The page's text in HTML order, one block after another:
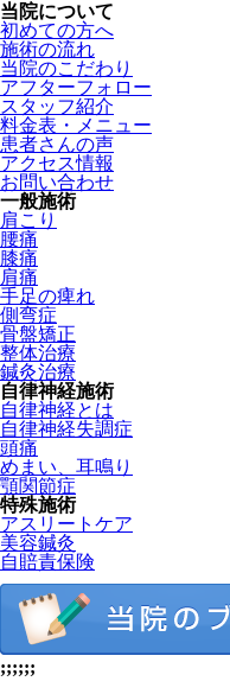
当院について
初めての方へ
施術の流れ
当院のこだわり
アフターフォロー
スタッフ紹介
料金表・メニュー
患者さんの声
アクセス情報
お問い合わせ
一般施術
肩こり
腰痛
膝痛
肩痛
手足の痺れ
側弯症
骨盤矯正
整体治療
鍼灸治療
自律神経施術
自律神経とは
自律神経失調症
頭痛
めまい、耳鳴り
顎関節症
特殊施術
アスリートケア
美容鍼灸
自賠責保険
;;;;;;